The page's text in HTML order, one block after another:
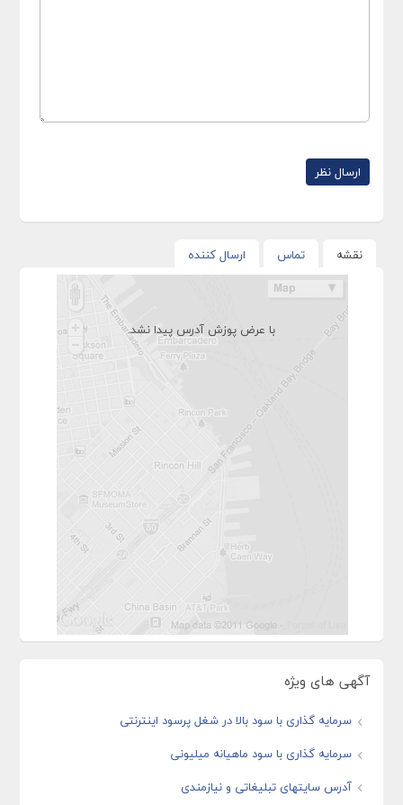
نقشه تماس ارسال کننده
با عرض پوزش آدرس پیدا نشد.
آگهی های ویژه
سرمایه گذاری با سود بالا در شغل پرسود اینترنتی
سرمایه گذاری با سود ماهیانه میلیونی
آدرس سایتهای تبلیغاتی و نیازمندی